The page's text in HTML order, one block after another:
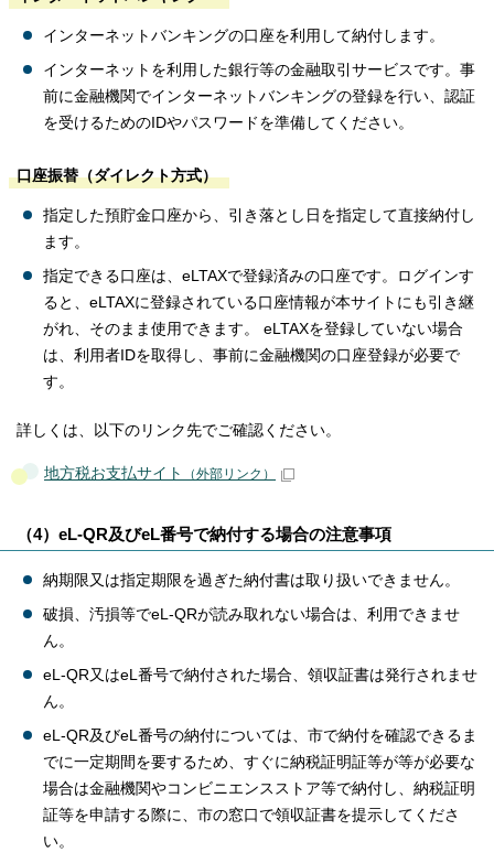
インターネットバンキングの口座を利用して納付します。
インターネットを利用した銀行等の金融取引サービスです。事
前に金融機関でインターネットバンキングの登録を行い、認証
を受けるためのIDやパスワードを準備してください。
口座振替（ダイレクト方式）
指定した預貯金口座から、引き落とし日を指定して直接納付し
ます。
指定できる口座は、eLTAXで登録済みの口座です。ログインす
ると、eLTAXに登録されている口座情報が本サイトにも引き継
がれ、そのまま使用できます。 eLTAXを登録していない場合
は、利用者IDを取得し、事前に金融機関の口座登録が必要で
す。
詳しくは、以下のリンク先でご確認ください。
地方税お支払サイト （外部リンク）
（4）eL-QR及びeL番号で納付する場合の注意事項
納期限又は指定期限を過ぎた納付書は取り扱いできません。
破損、汚損等でeL-QRが読み取れない場合は、利用できませ
ん。
eL-QR又はeL番号で納付された場合、領収証書は発行されませ
ん。
eL-QR及びeL番号の納付については、市で納付を確認できるま
でに一定期間を要するため、すぐに納税証明証等が等が必要な
場合は金融機関やコンビニエンスストア等で納付し、納税証明
証等を申請する際に、市の窓口で領収証書を提示してくださ
い。